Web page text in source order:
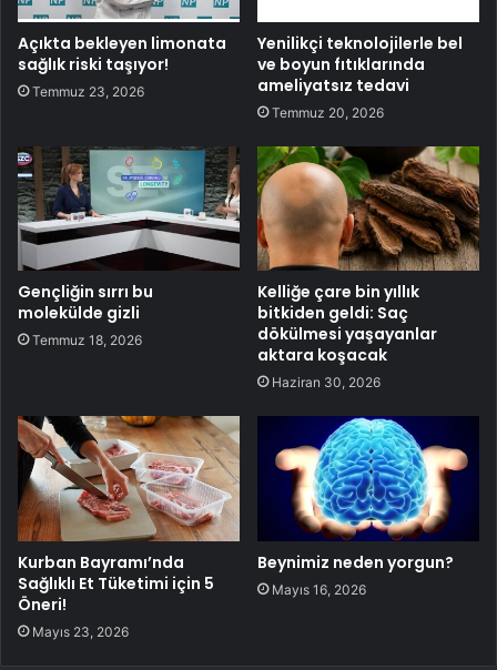
Açıkta bekleyen limonata
sağlık riski taşıyor!
Temmuz 23, 2026
Yenilikçi teknolojilerle bel
ve boyun fıtıklarında
ameliyatsız tedavi
Temmuz 20, 2026
Gençliğin sırrı bu
molekülde gizli
Temmuz 18, 2026
Kelliğe çare bin yıllık
bitkiden geldi: Saç
dökülmesi yaşayanlar
aktara koşacak
Haziran 30, 2026
Kurban Bayramı’nda
Sağlıklı Et Tüketimi için 5
Öneri!
Mayıs 23, 2026
Beynimiz neden yorgun?
Mayıs 16, 2026